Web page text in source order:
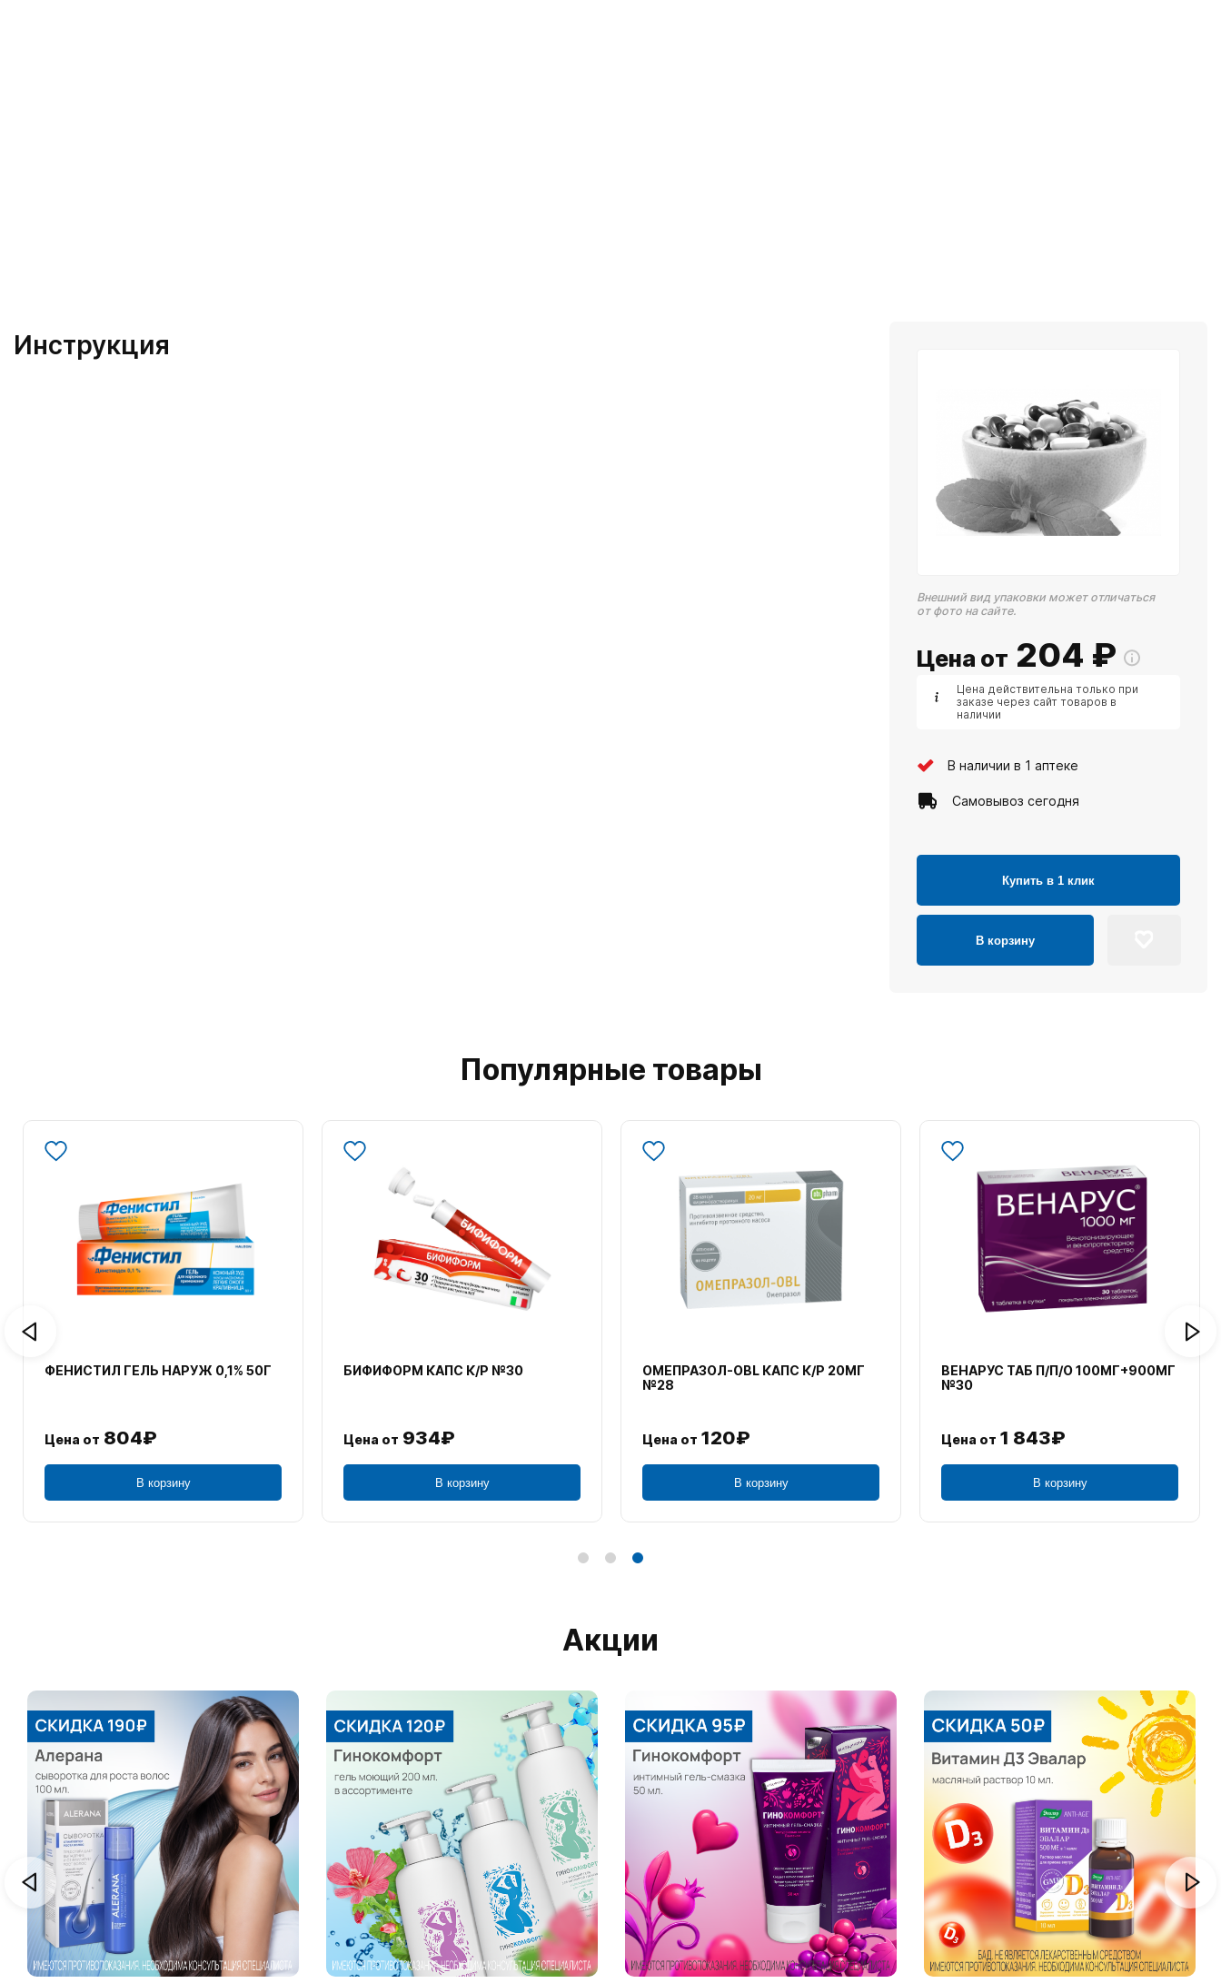
Инструкция
Внешний вид упаковки может отличаться
от фото на сайте.
Цена от 204 ₽
Цена действительна только при
заказе через сайт товаров в
наличии
В наличии в 1 аптеке
Самовывоз сегодня
Купить в 1 клик
В корзину
Популярные товары
ФЕНИСТИЛ ГЕЛЬ НАРУЖ 0,1% 50Г
Цена от 804₽
В корзину
БИФИФОРМ КАПС К/Р №30
Цена от 934₽
В корзину
ОМЕПРАЗОЛ-OBL КАПС К/Р 20МГ
№28
Цена от 120₽
В корзину
ВЕНАРУС ТАБ П/П/О 100МГ+900МГ
№30
Цена от 1 843₽
В корзину
Акции